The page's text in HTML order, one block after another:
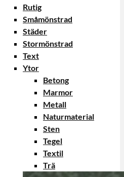
Rutig
Småmönstrad
Städer
Stormönstrad
Text
Ytor
Betong
Marmor
Metall
Naturmaterial
Sten
Tegel
Textil
Trä